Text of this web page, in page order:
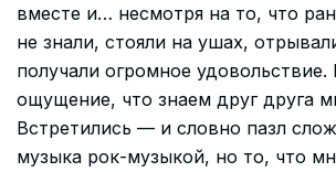
вместе и… несмотря на то, что
не знали, стояли на ушах,
получали огромное удовольствие.
ощущение, что знаем друг друга
Встретились — и словно пазл
музыка рок-музыкой, но то, что